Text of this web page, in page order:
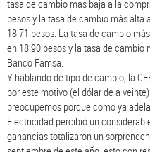
tasa de cambio mas baja a la
pesos y la tasa de cambio más alta
18.71 pesos. La tasa de cambio
en 18.90 pesos y la tasa de cambio
Banco Famsa.
Y hablando de tipo de cambio, la
por este motivo (el dólar de a
preocupemos porque como ya
Electricidad percibió un
ganancias totalizaron un